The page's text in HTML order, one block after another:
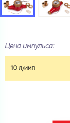
Цена импульса:
10 л/имп